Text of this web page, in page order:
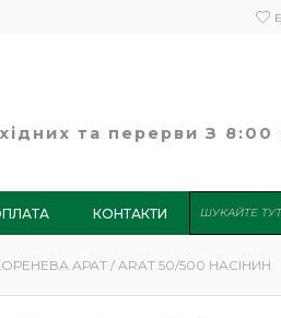
та перерви З 8:00
КОНТАКТИ
АРАТ / ARAT 50/500 НАСІНИН